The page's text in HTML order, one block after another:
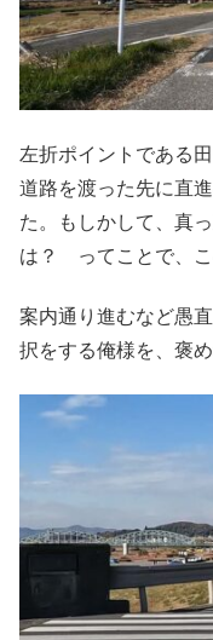
左折ポイントである
道路を渡った先に直
た。もしかして、真
は？ ってことで、こ
案内通り進むなど愚
択をする俺様を、褒